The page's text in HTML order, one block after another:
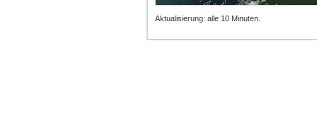
Aktualisierung: alle 10 Minuten.